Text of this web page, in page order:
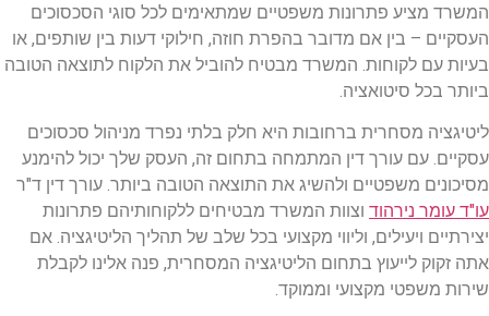
המשרד מציע פתרונות משפטיים שמתאימים לכל סוגי הסכסוכים
העסקיים – בין אם מדובר בהפרת חוזה, חילוקי דעות בין שותפים, או
בעיות עם לקוחות. המשרד מבטיח להוביל את הלקוח לתוצאה הטובה
ביותר בכל סיטואציה.
ליטיגציה מסחרית ברחובות היא חלק בלתי נפרד מניהול סכסוכים
עסקיים. עם עורך דין המתמחה בתחום זה, העסק שלך יכול להימנע
מסיכונים משפטיים ולהשיג את התוצאה הטובה ביותר. עורך דין ד"ר
עו"ד עומר נירהוד וצוות המשרד מבטיחים ללקוחותיהם פתרונות
יצירתיים ויעילים, וליווי מקצועי בכל שלב של תהליך הליטיגציה. אם
אתה זקוק לייעוץ בתחום הליטיגציה המסחרית, פנה אלינו לקבלת
שירות משפטי מקצועי וממוקד.